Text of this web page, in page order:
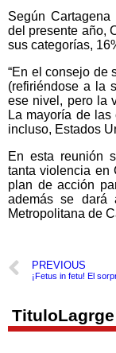
Según
del presente año,
sus categorías,
“En el consejo de
(refiriéndose a la
ese nivel, pero la
La mayoría de
incluso, Estados
En esta reunión
tanta violencia en
plan de acción
además se
Metropolitana de
PREVIOUS
TituloLagrge